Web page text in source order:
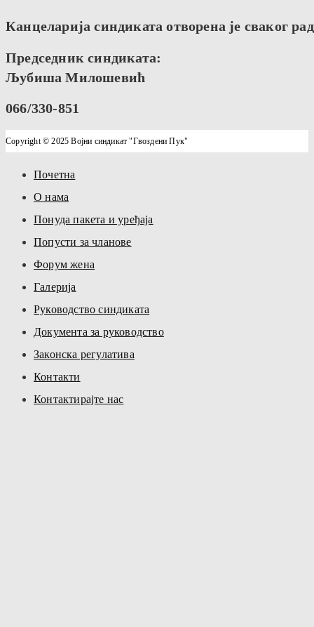
Канцеларија синдиката отворена је сваког
Председник синдиката:
Љубиша Милошевић
066/330-851
Copyright © 2025 Војни синдикат "Гвоздени Пук"
Почетна
О нама
Понуда пакета и уређаја
Попусти за чланове
Форум жена
Галерија
Руководство синдиката
Документа за руководство
Законска регулатива
Контакти
Контактирајте нас